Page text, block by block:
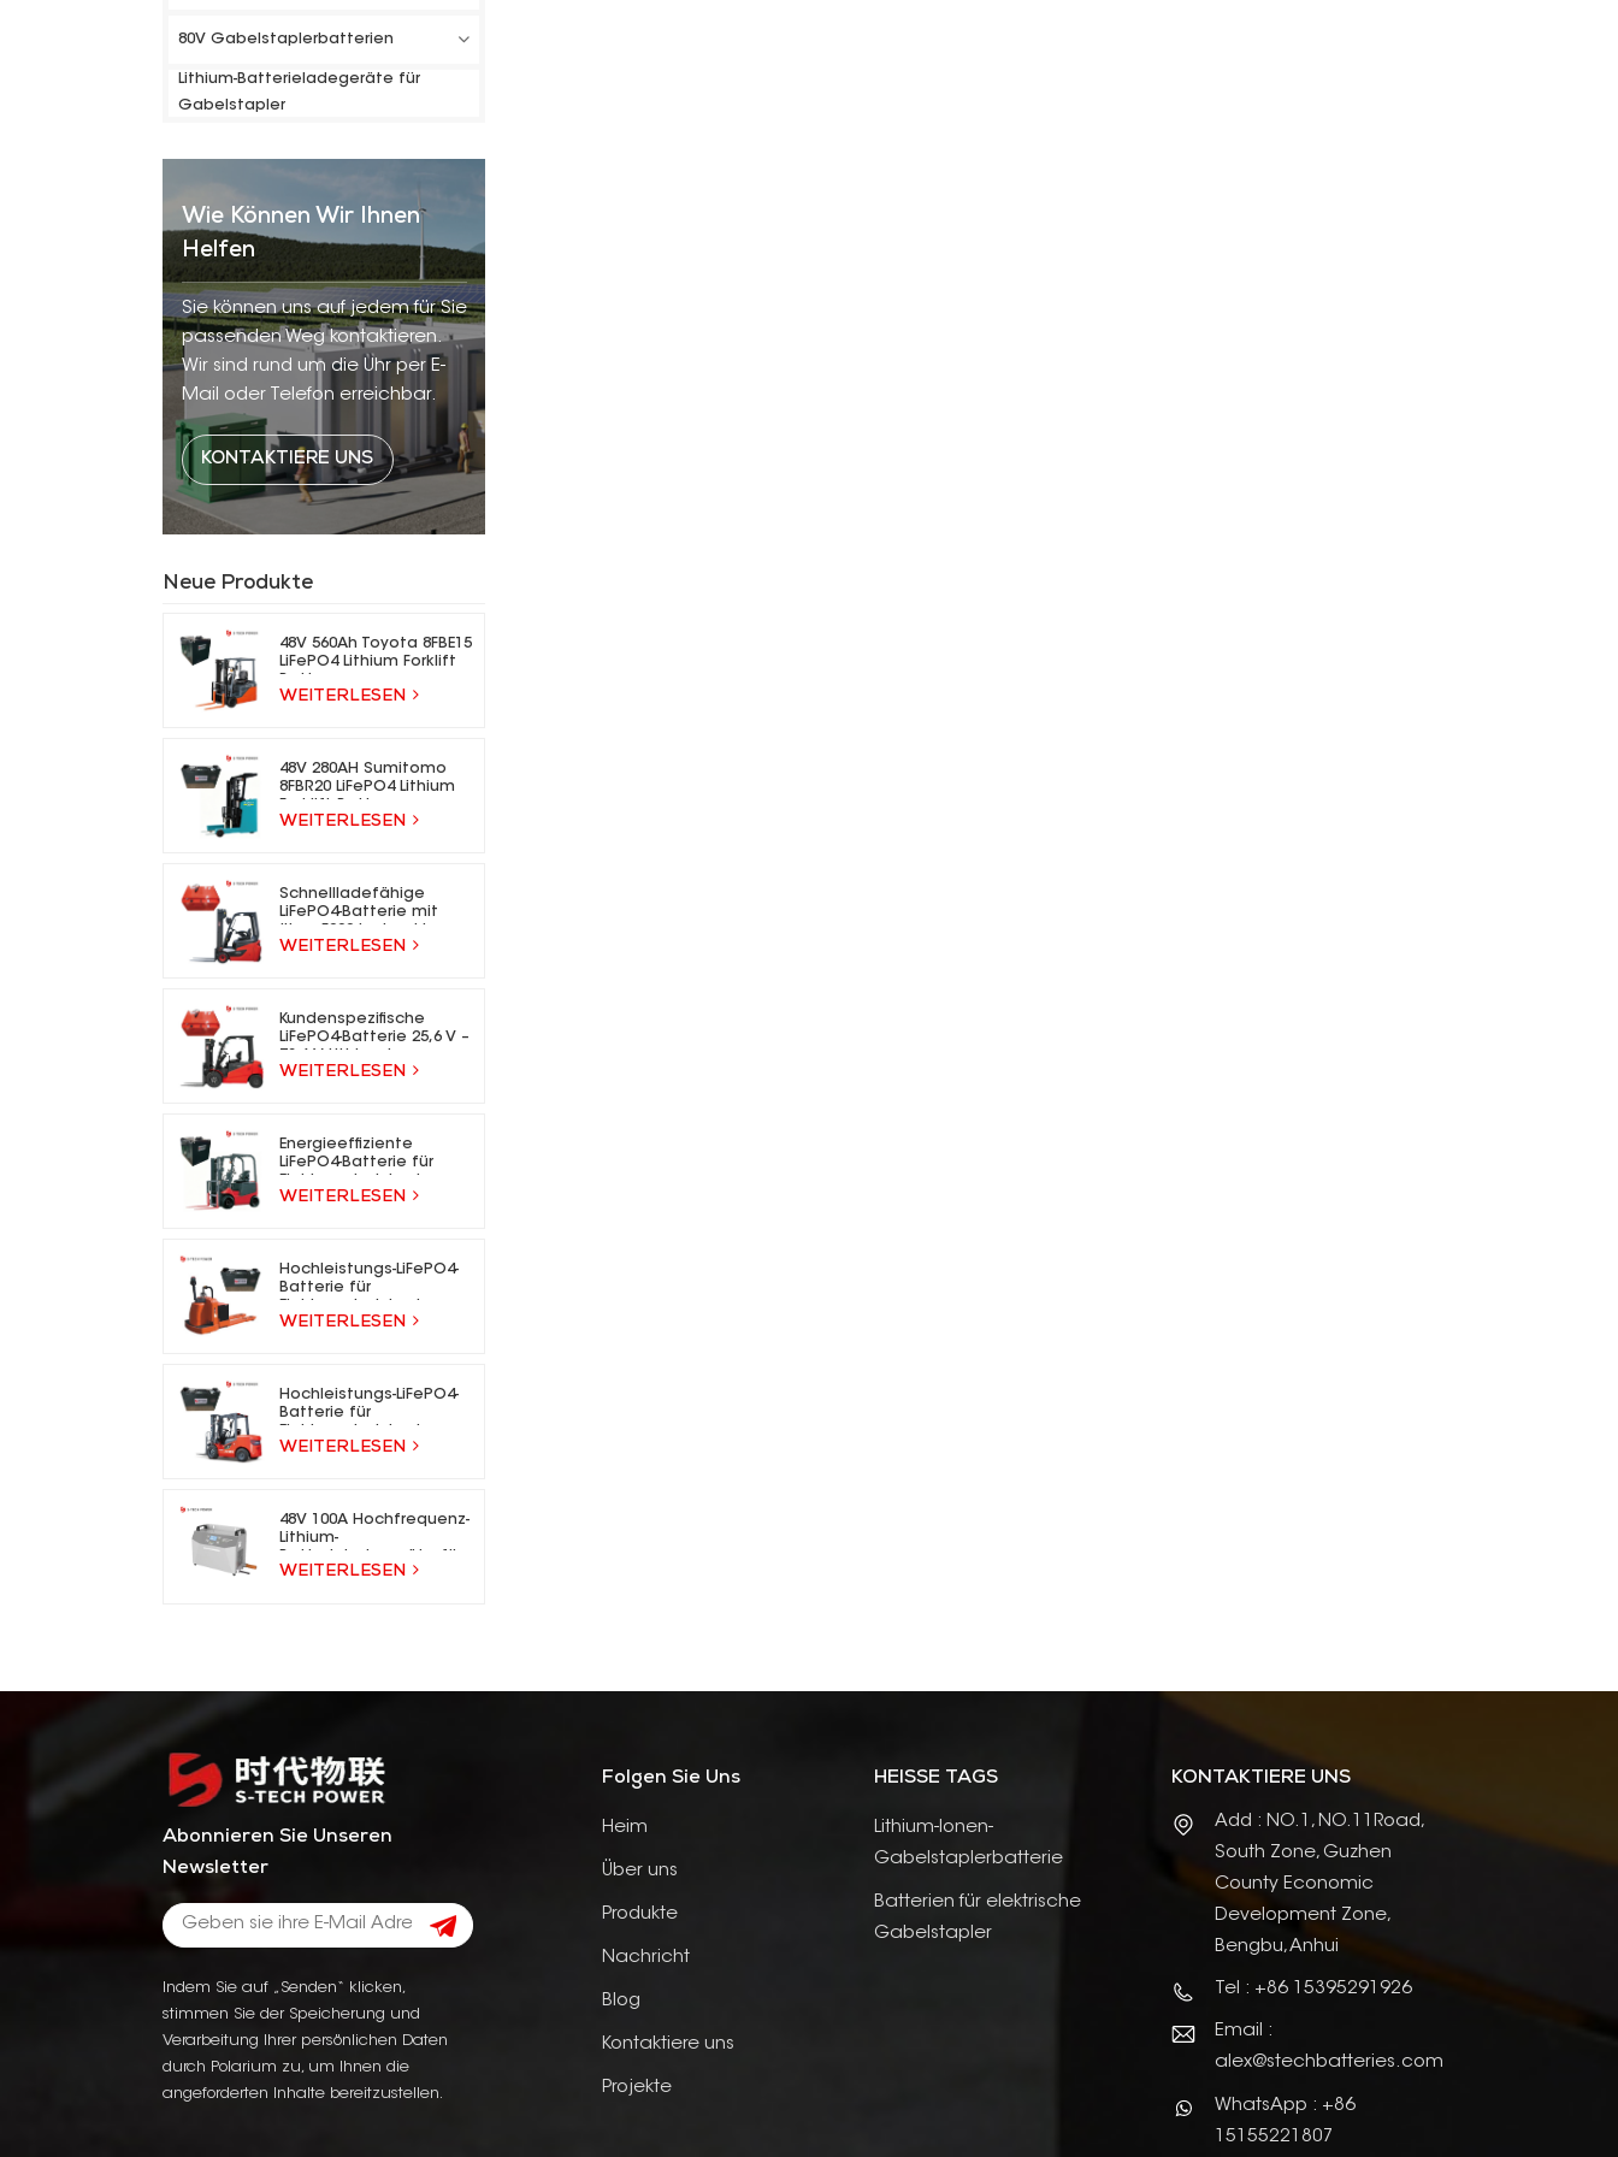
80V Gabelstaplerbatterien
Lithium-Batterieladegeräte für
Gabelstapler
Wie Können Wir Ihnen
Helfen
Sie können uns auf jedem für Sie
passenden Weg kontaktieren.
Wir sind rund um die Uhr per E-
Mail oder Telefon erreichbar.
KONTAKTIERE UNS
Neue Produkte
48V 560Ah Toyota 8FBE15
LiFePO4 Lithium Forklift
WEITERLESEN
48V 280AH Sumitomo
8FBR20 LiFePO4 Lithium
WEITERLESEN
Schnellladefähige
LiFePO4-Batterie mit
für Elektrogabelstapler
WEITERLESEN
Kundenspezifische
LiFePO4-Batterie 25,6 V –
Gabelstaplerbatterie
WEITERLESEN
Energieeffiziente
LiFePO4-Batterie für
WEITERLESEN
Hochleistungs-LiFePO4-
Batterie für
WEITERLESEN
Hochleistungs-LiFePO4-
Batterie für
WEITERLESEN
48V 100A Hochfrequenz-
Lithium-
Gabelstapler
WEITERLESEN
Abonnieren Sie Unseren
Newsletter
Indem Sie auf „Senden“ klicken,
stimmen Sie der Speicherung und
Verarbeitung Ihrer persönlichen Daten
durch Polarium zu, um Ihnen die
angeforderten Inhalte bereitzustellen.
Folgen Sie Uns
Heim
Über uns
Produkte
Nachricht
Blog
Kontaktiere uns
Projekte
HEISSE TAGS
Lithium-Ionen-
Gabelstaplerbatterie
Batterien für elektrische
Gabelstapler
KONTAKTIERE UNS
Add : NO.1, NO.11Road,
South Zone, Guzhen
County Economic
Development Zone,
Bengbu, Anhui
Tel : +86 15395291926
Email :
alex@stechbatteries.com
WhatsApp : +86
15155221807